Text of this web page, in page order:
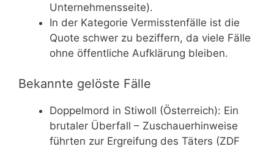
Unternehmensseite).
In der Kategorie Vermisstenfälle ist die
Quote schwer zu beziffern, da viele Fälle
ohne öffentliche Aufklärung bleiben.
Bekannte gelöste Fälle
Doppelmord in Stiwoll (Österreich): Ein
brutaler Überfall – Zuschauerhinweise
führten zur Ergreifung des Täters (ZDF